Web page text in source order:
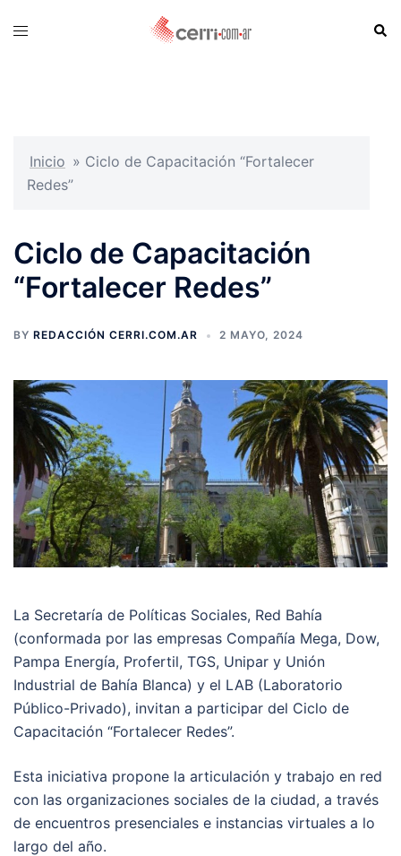
Toggle
Inicio » Ciclo de Capacitación “Fortalecer
Redes”
Ciclo de Capacitación
“Fortalecer Redes”
BY REDACCIÓN CERRI.COM.AR 2 MAYO, 2024
La Secretaría de Políticas Sociales, Red Bahía
(conformada por las empresas Compañía Mega, Dow,
Pampa Energía, Profertil, TGS, Unipar y Unión
Industrial de Bahía Blanca) y el LAB (Laboratorio
Público-Privado), invitan a participar del Ciclo de
Capacitación “Fortalecer Redes”.
Esta iniciativa propone la articulación y trabajo en red
con las organizaciones sociales de la ciudad, a través
de encuentros presenciales e instancias virtuales a lo
largo del año.